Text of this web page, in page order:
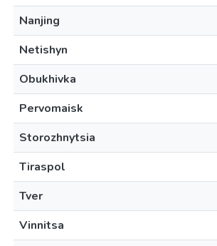
Nanjing
Netishyn
Obukhivka
Pervomaisk
Storozhnytsia
Tiraspol
Tver
Vinnitsa